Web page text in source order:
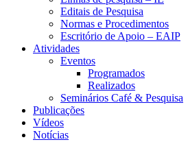
Editais de Pesquisa
Normas e Procedimentos
Escritório de Apoio – EAIP
Atividades
Eventos
Programados
Realizados
Seminários Café & Pesquisa
Publicações
Vídeos
Notícias